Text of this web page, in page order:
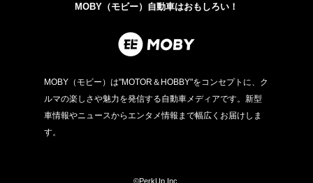
MOBY（モビー）自動車はおもしろい！
MOBY（モビー）は"MOTOR＆HOBBY"をコンセプトに、ク
ルマの楽しさや魅力を発信する自動車メディアです。新型
車情報やニュースからエンタメ情報まで幅広くお届けしま
す。
©PerkUp.Inc.